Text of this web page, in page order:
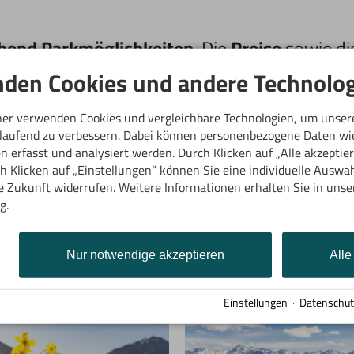
Parkmöglichkeiten. DiePreisesowie
vor dem Besuch wissen will, wie’s
262a
Heuberg
Bergbahnen kennen
Cookies und andere
verwenden Cookies und vergleichbare Technologien, um
zu verbessern. Dabei können personenbezogene Daten
erfasst und analysiert werden. Durch Klicken auf „Alle
Klicken auf „Einstellungen“ können Sie eine individuelle
Zukunft widerrufen. Weitere Informationen erhalten Sie in
Alle
Nur notwendige akzeptieren
Einstellungen ·